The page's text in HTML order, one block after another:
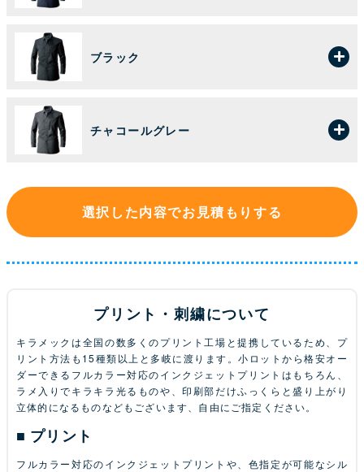
ブラック
チャコールグレー
選択した内容でお見積もりする
プリント・刺繍について
キラメックは全国の数多くのプリント工場と提携しているため、プ
リント方法も15種類以上と多岐に渡ります。小ロットから格安オー
ダーできるフルカラー対応のインクジェットプリントはもちろん、
ラメ入りでキラキラ光るものや、印刷部だけふっくらと盛り上がり
立体的になるものなどもございます、自由にご指定ください。
プリント
フルカラー対応のインクジェットプリントや、色指定が可能なシル